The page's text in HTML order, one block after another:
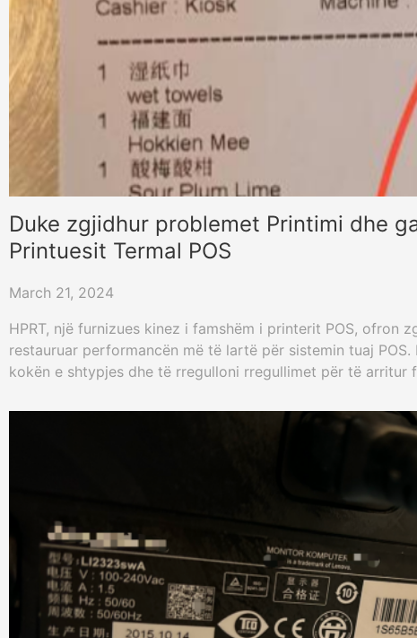
Duke zgjidhur problemet Printimi dhe
Printuesit Termal POS
March 21, 2024
HPRT, një furnizues kinez i famshëm i printerit POS, ofron
restauruar performancën më të lartë për sistemin tuaj
kokën e shtypjes dhe të rregulloni rregullimet për të arritur